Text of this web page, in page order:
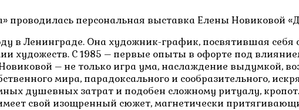
проводилась персональная выставка Елены Новиковой
в Ленинграде. Она художник-график, посвятившая себя
художеств. С 1985 – первые опыты в офорте под
– не только игра ума, наслаждение выдумкой,
мира, парадоксального и сообразительного,
душевных затрат и подобен сложному ритуалу,
свой изощренный сюжет, магнетически